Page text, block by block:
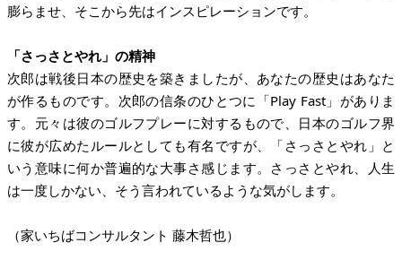
膨らませ、そこから先はインスピレーションです。
「さっさとやれ」の精神
次郎は戦後日本の歴史を築きましたが、あなたの歴史はあなた
が作るものです。次郎の信条のひとつに「Play Fast」がありま
す。元々は彼のゴルフプレーに対するもので、日本のゴルフ界
に彼が広めたルールとしても有名ですが、「さっさとやれ」と
いう意味に何か普遍的な大事さ感じます。さっさとやれ、人生
は一度しかない、そう言われているような気がします。
（家いちばコンサルタント 藤木哲也）